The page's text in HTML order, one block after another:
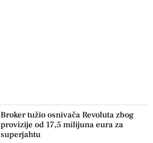
Broker tužio osnivača Revoluta zbog
provizije od 17,5 milijuna eura za
superjahtu